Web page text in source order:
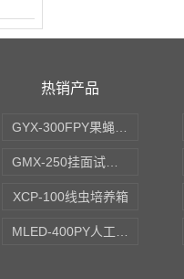
热销产品
XCP-100线虫培养箱